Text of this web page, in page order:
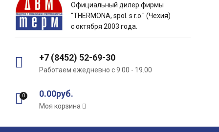
Официальный дилер фирмы
"THERMONA, spol. s r.o." (Чехия)
с октября 2003 года.
+7 (8452) 52-69-30
Работаем ежедневно с 9.00 - 19.00
0 0.00руб.
Моя корзина